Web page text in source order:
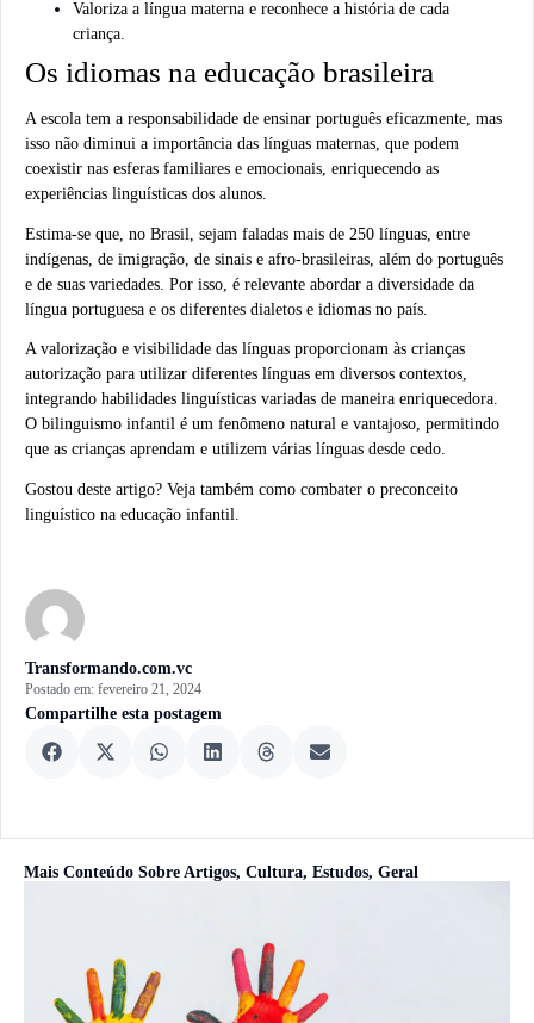
Transformando.com.vc
Postado em: fevereiro 21, 2024
Compartilhe esta postagem
Valoriza a língua materna e reconhece a história de cada
criança.
Os idiomas na educação brasileira
A escola tem a responsabilidade de ensinar português eficazmente, mas
isso não diminui a importância das línguas maternas, que podem
coexistir nas esferas familiares e emocionais, enriquecendo as
experiências linguísticas dos alunos.
Estima-se que, no Brasil, sejam faladas mais de 250 línguas , entre
indígenas, de imigração, de sinais e afro-brasileiras, além do português
e de suas variedades. Por isso, é relevante abordar a diversidade da
língua portuguesa e os diferentes dialetos e idiomas no país.
A valorização e visibilidade das línguas proporcionam às crianças
autorização para utilizar diferentes línguas em diversos contextos,
integrando habilidades linguísticas variadas de maneira enriquecedora.
O bilinguismo infantil é um fenômeno natural e vantajoso, permitindo
que as crianças aprendam e utilizem várias línguas desde cedo.
Gostou deste artigo? Veja também como combater o preconceito
linguístico na educação infantil
Mais Conteúdo Sobre Artigos, Cultura, Estudos, Geral